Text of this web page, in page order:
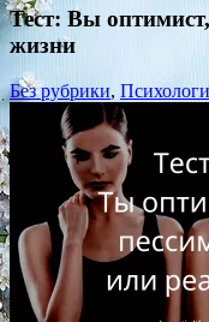
Тест: Вы
жизни
Без рубрики,